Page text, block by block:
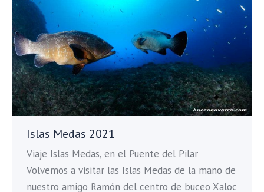
Islas Medas 2021
Viaje Islas Medas, en el Puente del Pilar
Volvemos a visitar las Islas Medas de la mano de
nuestro amigo Ramón del centro de buceo Xaloc